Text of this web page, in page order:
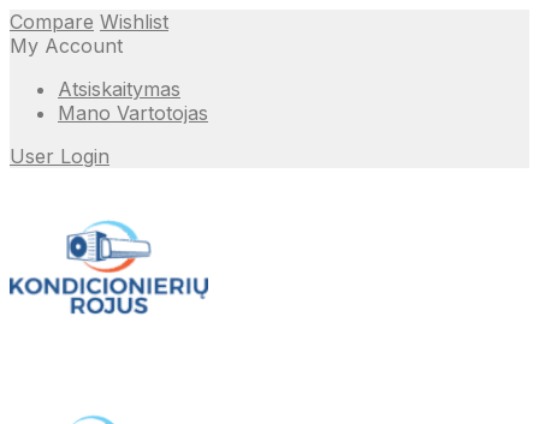
Compare Wishlist
My Account
Atsiskaitymas
Mano Vartotojas
User Login